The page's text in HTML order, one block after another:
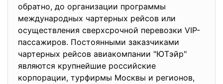
обратно, до организации программы
международных чартерных рейсов или
осуществления сверхсрочной перевозки VIP-
пассажиров. Постоянными заказчиками
чартерных рейсов авиакомпании "ЮТэйр"
являются крупнейшие российские
корпорации, турфирмы Москвы и регионов,